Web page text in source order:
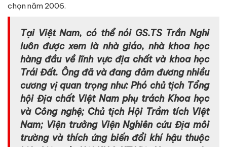
chọn năm 2006.
Tại Việt Nam, có thể nói GS.TS Trần Nghi
luôn được xem là nhà giáo, nhà khoa học
hàng đầu về lĩnh vực địa chất và khoa học
Trái Đất. Ông đã và đang đảm đương nhiều
cương vị quan trọng như: Phó chủ tịch Tổng
hội Địa chất Việt Nam phụ trách Khoa học
và Công nghệ; Chủ tịch Hội Trầm tích Việt
Nam; Viện trưởng Viện Nghiên cứu Địa môi
trường và thích ứng biến đổi khí hậu thuộc